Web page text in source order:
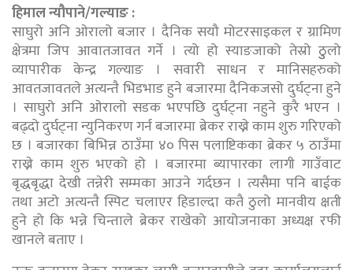
हिमाल न्यौपाने/गल्याङ :
साघुरो अनि ओरालो बजार । दैनिक सयौ मोटरसाइकल र ग्रामिण
क्षेत्रमा जिप आवातजावत गर्ने । त्यो हो स्याङजाको तेस्रो ठुुलो
व्यापारीक केन्द्र गल्याङ । सवारी साधन र मानिसहरुको
आवतजावतले अत्यन्तै भिडभाड हुने बजारमा दैनिकजसो दुर्घट्ना हुने
। साघुरो अनि ओरालो सडक भएपछि दुर्घट्ना नहुने कुरै भएन ।
बढ्दो दुर्घट्ना न्युनिकरण गर्न बजारमा ब्रेकर राख्ने काम शुरु गरिएको
छ । बजारका बिभिन्न ठाउँमा ४० पिस पलाष्टिकका ब्रेकर ५ ठाउँमा
राख्ने काम शुरु भएको हो । बजारमा ब्यापारका लागी गाउँवाट
बृद्धबृद्धा देखी तन्नेरी सम्मका आउने गर्दछन । त्यसैमा पनि बाईक
तथा अटो अत्यन्तै स्पिट चलाएर हिडाल्दा कतै ठुलो मानवीय क्षती
हुने हो कि भन्ने चिन्ताले ब्रेकर राखेको आयोजनाका अध्यक्ष रफी
खानले बताए ।